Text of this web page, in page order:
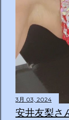
3月 03, 2024
安井友梨さ